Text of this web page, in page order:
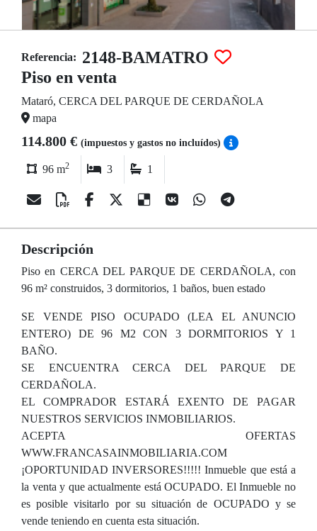
Referencia: 2148-BAMATRO
Piso en venta
Mataró, CERCA DEL PARQUE DE CERDAÑOLA
mapa
114.800 € (impuestos y gastos no incluídos)
96 m2 3 1
Descripción
Piso en CERCA DEL PARQUE DE CERDAÑOLA, con
96 m² construidos, 3 dormitorios, 1 baños, buen estado
SE VENDE PISO OCUPADO (LEA EL ANUNCIO
ENTERO) DE 96 M2 CON 3 DORMITORIOS Y 1
BAÑO.
SE ENCUENTRA CERCA DEL PARQUE DE
CERDAÑOLA.
EL COMPRADOR ESTARÁ EXENTO DE PAGAR
NUESTROS SERVICIOS INMOBILIARIOS.
ACEPTA OFERTAS
WWW.FRANCASAINMOBILIARIA.COM
¡OPORTUNIDAD INVERSORES!!!!! Inmueble que está a
la venta y que actualmente está OCUPADO. El Inmueble no
es posible visitarlo por su situación de OCUPADO y se
vende teniendo en cuenta esta situación.